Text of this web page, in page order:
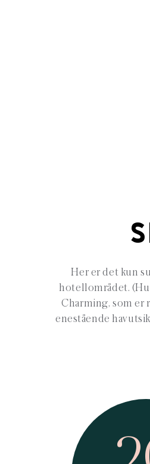
Her er det kun
hotellområdet.
Charming, som er
enestående